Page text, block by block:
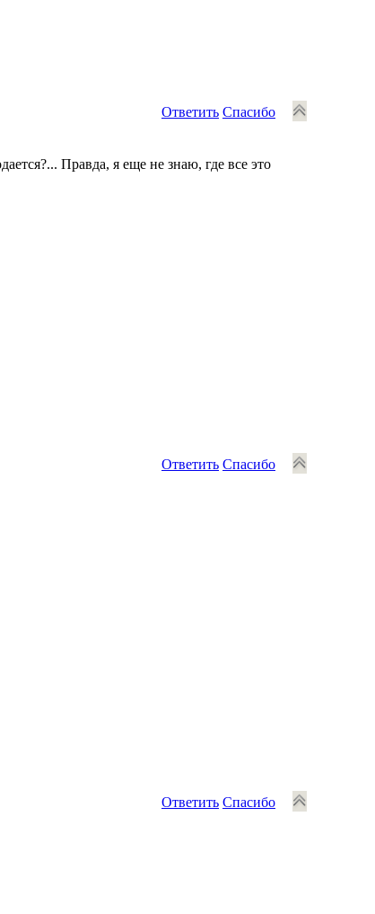
Ответить Спасибо
Правда, я еще не знаю, где все это
Ответить Спасибо
Ответить Спасибо